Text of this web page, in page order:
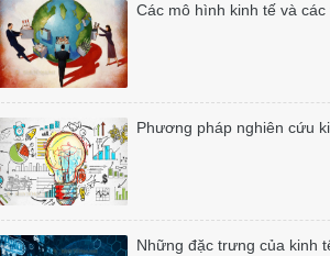
Các mô hình kinh tế và các
Phương pháp nghiên cứu
Những đặc trưng của kinh